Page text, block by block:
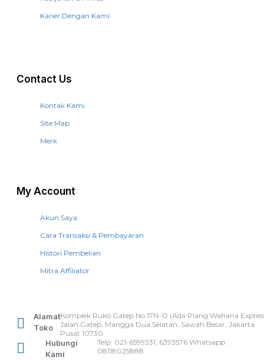
Karier Dengan Kami
Contact Us
Kontak Kami
Site Map
Merk
My Account
Akun Saya
Cara Transaksi & Pembayaran
Histori Pembelian
Mitra Affiliator
Alamat
Toko
Komplek Ruko Gatep No.17N-O (Ada Plang Wahana
Jalan Gatep, Mangga Dua Selatan, Sawah Besar, Jakarta
Pusat 10730
Hubungi
Kami
Telp: 021-6599331, 6393576 Whatsapp :
08118025888